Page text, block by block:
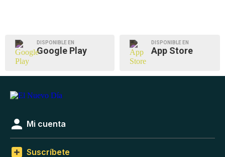
DISPONIBLE EN
Google Play
DISPONIBLE EN
App Store
Mi cuenta
Suscríbete